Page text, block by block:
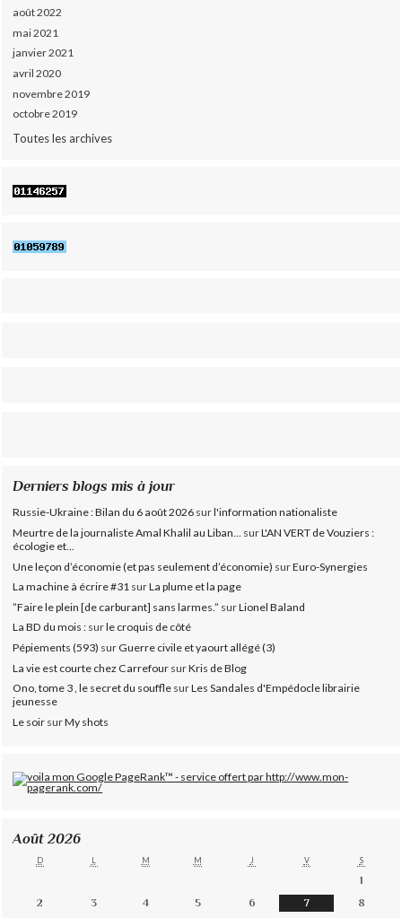
août 2022
mai 2021
janvier 2021
avril 2020
novembre 2019
octobre 2019
Toutes les archives
Derniers blogs mis à jour
Russie-Ukraine : Bilan du 6 août 2026 surl'information nationaliste
Meurtre de la journaliste Amal Khalil au Liban... surL'AN VERT de Vouziers :
écologie et...
Une leçon d’économie (et pas seulement d’économie) surEuro-Synergies
La machine à écrire #31 surLa plume et la page
”Faire le plein [de carburant] sans larmes.” surLionel Baland
La BD du mois : surle croquis de côté
Pépiements (593) surGuerre civile et yaourt allégé (3)
La vie est courte chez Carrefour surKris de Blog
Ono, tome 3 , le secret du souffle surLes Sandales d'Empédocle librairie
jeunesse
Le soir surMy shots
Août 2026
D L M M J V S
1
2
3 4 5 6 7 8